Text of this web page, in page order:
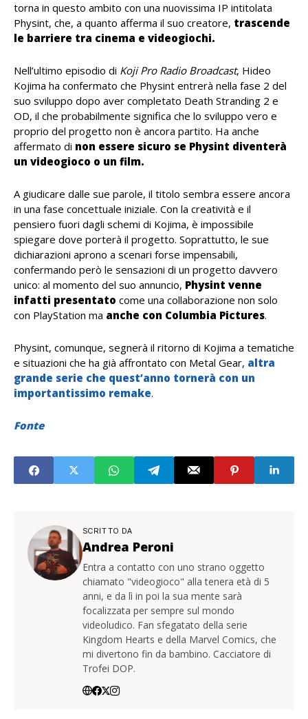
torna in questo ambito con una nuovissima IP intitolata
Physint, che, a quanto afferma il suo creatore, trascende
le barriere tra cinema e videogiochi.
Nell’ultimo episodio di Koji Pro Radio Broadcast, Hideo
Kojima ha confermato che Physint entrerà nella fase 2 del
suo sviluppo dopo aver completato Death Stranding 2 e
OD, il che probabilmente significa che lo sviluppo vero e
proprio del progetto non è ancora partito. Ha anche
affermato di non essere sicuro se Physint diventerà
un videogioco o un film.
A giudicare dalle sue parole, il titolo sembra essere ancora
in una fase concettuale iniziale. Con la creatività e il
pensiero fuori dagli schemi di Kojima, è impossibile
spiegare dove porterà il progetto. Soprattutto, le sue
dichiarazioni aprono a scenari forse impensabili,
confermando però le sensazioni di un progetto davvero
unico: al momento del suo annuncio, Physint venne
infatti presentato come una collaborazione non solo
con PlayStation ma anche con Columbia Pictures.
Physint, comunque, segnerà il ritorno di Kojima a tematiche
e situazioni che ha già affrontato con Metal Gear, altra
grande serie che quest’anno tornerà con un
importantissimo remake.
Fonte
SCRITTO DA
Andrea Peroni
Entra a contatto con uno strano oggetto
chiamato "videogioco" alla tenera età di 5
anni, e da lì in poi la sua mente sarà
focalizzata per sempre sul mondo
videoludico. Fan sfegatato della serie
Kingdom Hearts e della Marvel Comics, che
mi divertono fin da bambino. Cacciatore di
Trofei DOP.